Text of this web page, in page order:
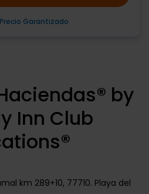
Garantizado
by
Inn Club
km 289+10, 77710. Playa del